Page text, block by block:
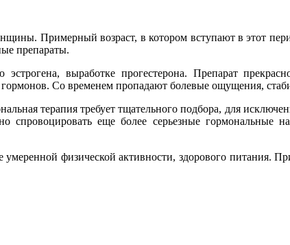
Примерный возраст, в котором вступают в этот
препараты.
выработке прогестерона. Препарат
Со временем пропадают болевые ощущения,
терапия требует тщательного подбора, для
спровоцировать еще более серьезные гормональные
физической активности, здорового питания.